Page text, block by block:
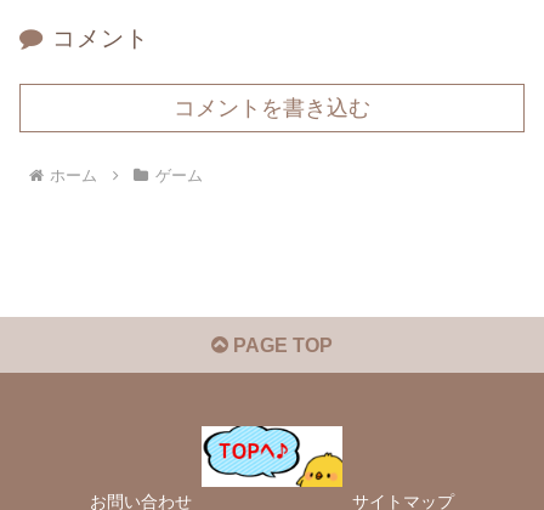
コメント
コメントを書き込む
ホーム ゲーム
PAGE TOP
お問い合わせ サイトマップ